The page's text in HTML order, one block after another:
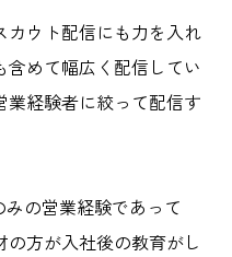
カウト配信にも力を入れ
含めて幅広く配信してい
業経験者に絞って配信す
の営業経験であって
方が入社後の教育がし